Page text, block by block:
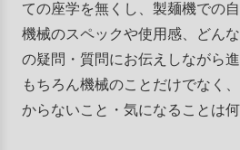
ての座学を無くし、製麺機での
機械のスペックや使用感、どん
の疑問・質問にお伝えしながら
もちろん機械のことだけでなく
からないこと・気になることは